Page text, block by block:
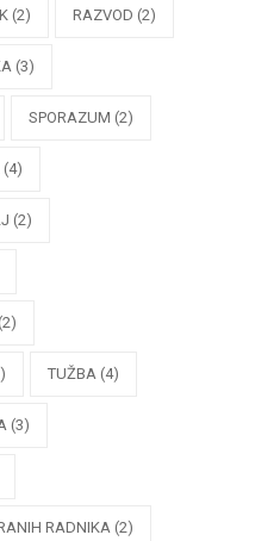
(2) RAZVOD (2)
(3)
SPORAZUM (2)
(4)
(2)
TUŽBA (4)
(3)
RADNIKA (2)